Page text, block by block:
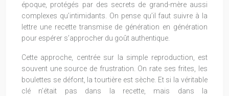
époque, protégés par des secrets de grand-mère aussi
complexes qu’intimidants. On pense qu’il faut suivre à la
lettre une recette transmise de génération en génération
pour espérer s’approcher du goût authentique.
Cette approche, centrée sur la simple reproduction, est
souvent une source de frustration. On rate ses frites, les
boulettes se défont, la tourtière est sèche. Et si la véritable
clé n’était pas dans la recette, mais dans la